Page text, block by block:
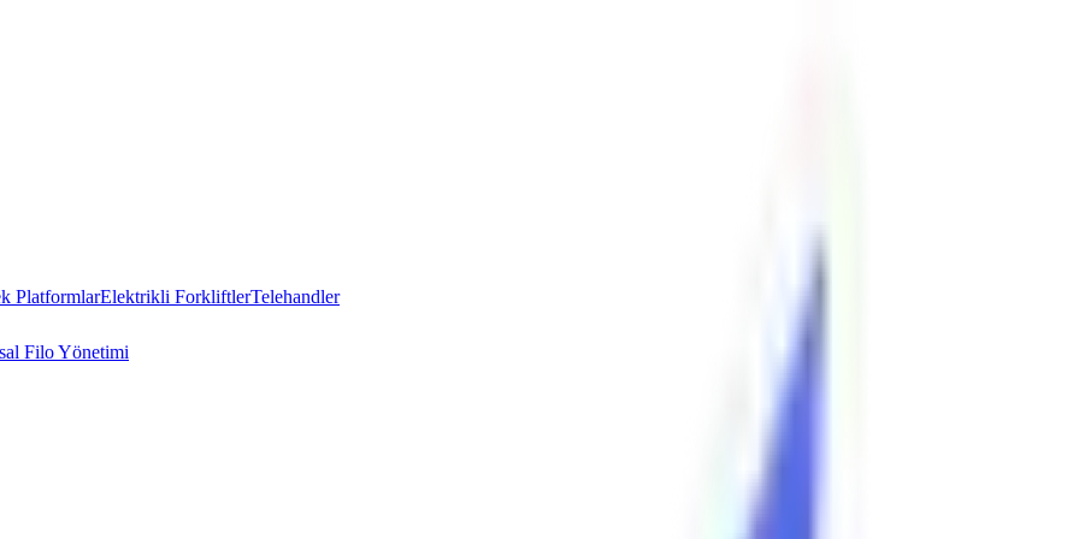
PlatformlarElektrikli ForkliftlerTelehandler
Filo Yönetimi